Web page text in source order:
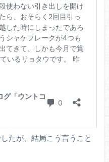
たが、結局こう言うこと